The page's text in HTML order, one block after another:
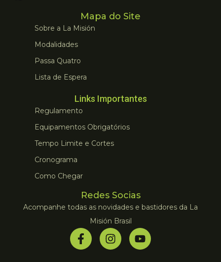
Mapa do Site
Sobre a La Misión
Modalidades
Passa Quatro
Lista de Espera
Links Importantes
Regulamento
Equipamentos Obrigatórios
Tempo Limite e Cortes
Cronograma
Como Chegar
Redes Socias
Acompanhe todas as novidades e bastidores da La
Misión Brasil